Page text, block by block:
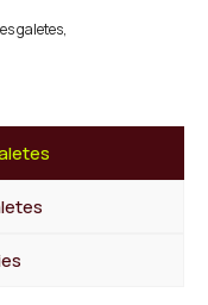
galetes,